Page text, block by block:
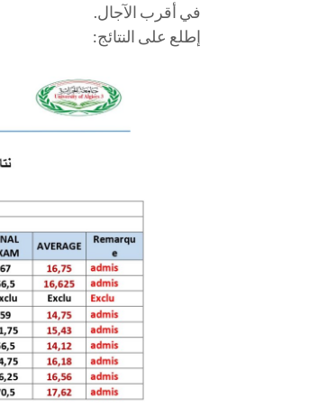
في أقرب الآجال.
إطلع على النتائج: